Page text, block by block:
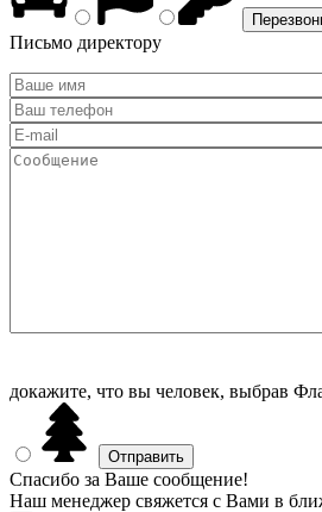
Письмо директору
докажите, что вы человек, выбрав
Спасибо за Ваше сообщение!
Наш менеджер свяжется с Вами в